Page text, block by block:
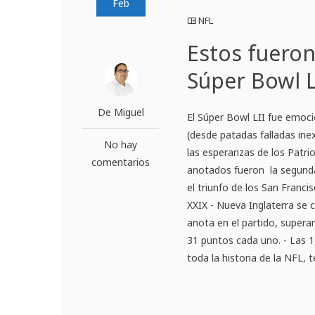
De Miguel
No hay
comentarios
NFL
Estos
Súper Bowl
El Súper Bowl LII fue
(desde patadas falladas
las esperanzas de los
anotados fueron la
el triunfo de los San
XXIX - Nueva Inglaterra se
anota en el partido,
31 puntos cada uno. - Las
toda la historia de la NFL,